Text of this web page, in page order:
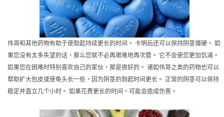
伟哥和其他药物有助于使勃起持续更长的时间。 卡明后还可以保持阴茎僵硬。 如
果您没有太多失望的话，那么您就不必再艰难地再次暨。 它不会使您更加饥渴。
如果您在困难时特别喜欢自己的家伙，那是很好的。 诸如伟哥之类的药物也可以
帮助扩大包皮或使龟头长一些，因为阴茎的勃起时间更长。 正常的阴茎可以保持
稳定并直立几个小时。 如果花费更长的时间，可能会造成伤害。